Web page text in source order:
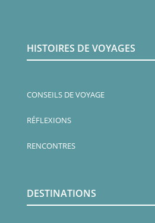
HISTOIRES DE VOYAGES
CONSEILS DE VOYAGE
RÉFLEXIONS
RENCONTRES
DESTINATIONS